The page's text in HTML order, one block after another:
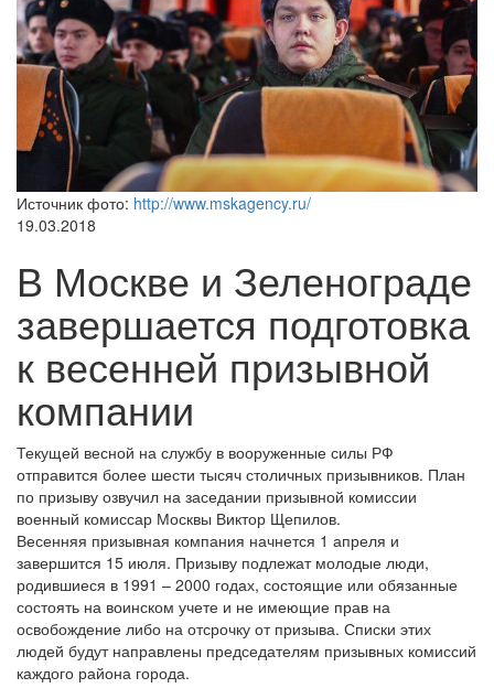
Источник фото: http://www.mskagency.ru/
19.03.2018
В Москве и Зеленограде
завершается подготовка
к весенней призывной
компании
Текущей весной на службу в вооруженные силы РФ
отправится более шести тысяч столичных призывников. План
по призыву озвучил на заседании призывной комиссии
военный комиссар Москвы Виктор Щепилов.
Весенняя призывная компания начнется 1 апреля и
завершится 15 июля. Призыву подлежат молодые люди,
родившиеся в 1991 – 2000 годах, состоящие или обязанные
состоять на воинском учете и не имеющие прав на
освобождение либо на отсрочку от призыва. Списки этих
людей будут направлены председателям призывных комиссий
каждого района города.